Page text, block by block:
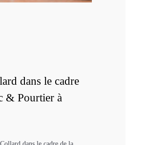
dans le cadre
& Pourtier à